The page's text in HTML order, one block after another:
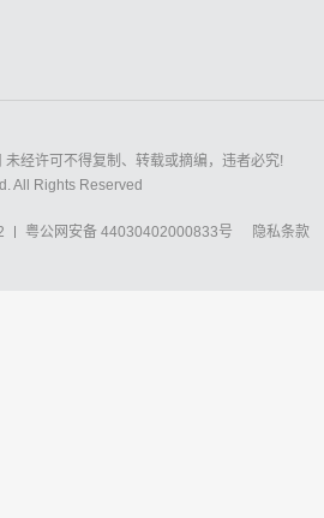
经许可不得复制、转载或摘编，违者必究!
All Rights Reserved
粤公网安备 44030402000833号 隐私条款